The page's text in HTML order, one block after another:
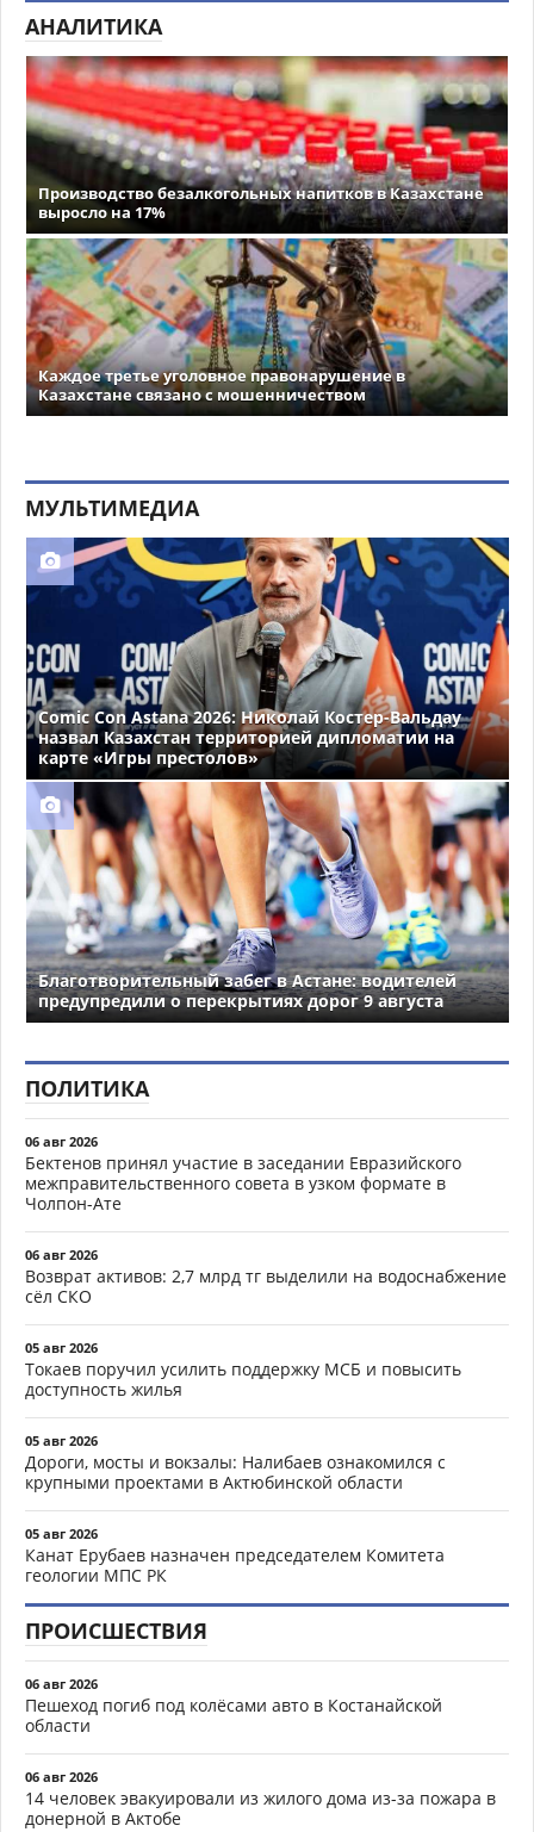
АНАЛИТИКА
Производство безалкогольных напитков в Казахстане
выросло на 17%
Каждое третье уголовное правонарушение в
Казахстане связано с мошенничеством
МУЛЬТИМЕДИА
Comic Con Astana 2026: Николай Костер-Вальдау
назвал Казахстан территорией дипломатии на
карте «Игры престолов»
Благотворительный забег в Астане: водителей
предупредили о перекрытиях дорог 9 августа
ПОЛИТИКА
06 авг 2026
Бектенов принял участие в заседании Евразийского
межправительственного совета в узком формате в
Чолпон-Ате
06 авг 2026
Возврат активов: 2,7 млрд тг выделили на водоснабжение
сёл СКО
05 авг 2026
Токаев поручил усилить поддержку МСБ и повысить
доступность жилья
05 авг 2026
Дороги, мосты и вокзалы: Налибаев ознакомился с
крупными проектами в Актюбинской области
05 авг 2026
Канат Ерубаев назначен председателем Комитета
геологии МПС РК
ПРОИСШЕСТВИЯ
06 авг 2026
Пешеход погиб под колёсами авто в Костанайской
области
06 авг 2026
14 человек эвакуировали из жилого дома из-за пожара в
донерной в Актобе